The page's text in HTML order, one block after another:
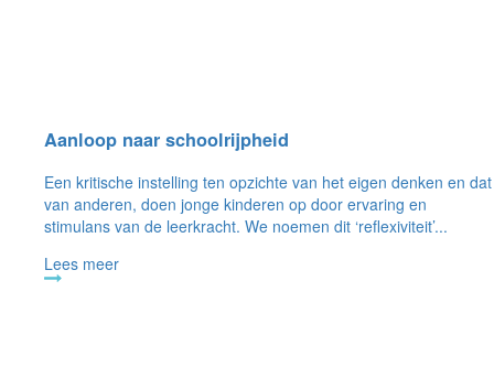
Aanloop naar schoolrijpheid
Een kritische instelling ten opzichte van het eigen denken en dat
van anderen, doen jonge kinderen op door ervaring en
stimulans van de leerkracht. We noemen dit ‘reflexiviteit’...
Lees meer